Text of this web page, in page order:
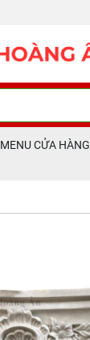
MENU CỬA HÀNG